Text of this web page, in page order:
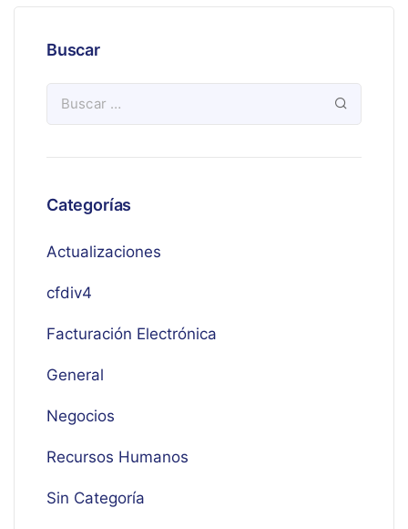
Buscar
Categorías
Actualizaciones
cfdiv4
Facturación Electrónica
General
Negocios
Recursos Humanos
Sin Categoría